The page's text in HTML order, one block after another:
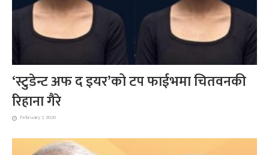
‘स्टुडेन्ट अफ द इयर’को टप फाईभमा चितवनकी
रिहाना गैरे
February 7, 2026